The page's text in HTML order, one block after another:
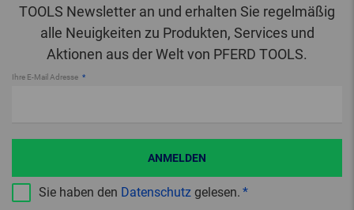
TOOLS Newsletter an und erhalten Sie regelmäßig
alle Neuigkeiten zu Produkten, Services und
Aktionen aus der Welt von PFERD TOOLS.
Ihre E-Mail Adresse
Sie haben den Datenschutz gelesen.
ANMELDEN